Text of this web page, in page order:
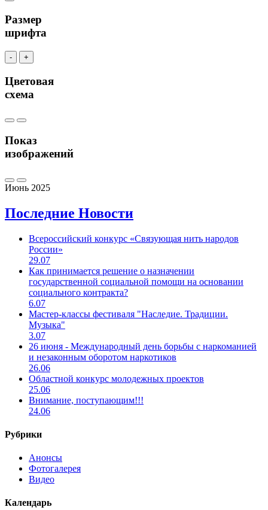
Размер
шрифта
- +
Цветовая
схема
Показ
изображений
Июнь 2025
Последние Новости
Всероссийский конкурс «Связующая нить народов
России»
29.07
Как принимается решение о назначении
государственной социальной помощи на основании
социального контракта?
6.07
Мастер-классы фестиваля "Наследие. Традиции.
Музыка"
3.07
26 июня - Международный день борьбы с наркоманией
и незаконным оборотом наркотиков
26.06
Областной конкурс молодежных проектов
25.06
Внимание, поступающим!!!
24.06
Рубрики
Анонсы
Фотогалерея
Видео
Календарь